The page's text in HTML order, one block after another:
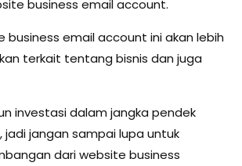
business email account.
business email account ini akan lebih
terkait tentang bisnis dan juga
investasi dalam jangka pendek
jadi jangan sampai lupa untuk
dari website business